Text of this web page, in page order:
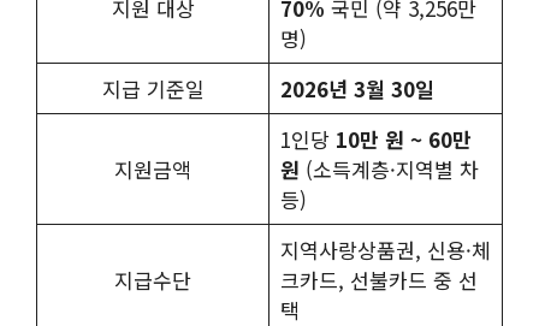
지원 대상 70% 국민 (약 3,256만
명)
지급 기준일
2026년 3월 30일
지원금액
1인당 10만 원 ~ 60만
원 (소득계층·지역별 차
등)
지급수단
지역사랑상품권, 신용·체
크카드, 선불카드 중 선
택